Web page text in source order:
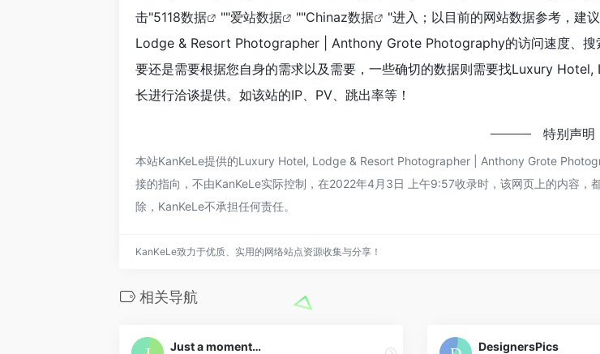
击"5118数据 ""爱站数据 ""Chinaz数据
"进入；以目前的网站数据参考，建
Lodge & Resort Photographer | Anthony Grote Photography的访问速度、搜
要还是需要根据您自身的需求以及需要，一些确切的数据则需要找Luxury
长进行洽谈提供。如该站的IP、PV、跳出率等！
特别声明
本站KanKeLe提供的Luxury Hotel, Lodge & Resort Photographer | Anthony Grote
接的指向，不由KanKeLe实际控制，在2022年4月3日 上午9:57收录时，该网页上的内容
除，KanKeLe不承担任何责任。
KanKeLe致力于优质、实用的网络站点资源收集与分享！
相关导航
Just a moment… DesignersPics